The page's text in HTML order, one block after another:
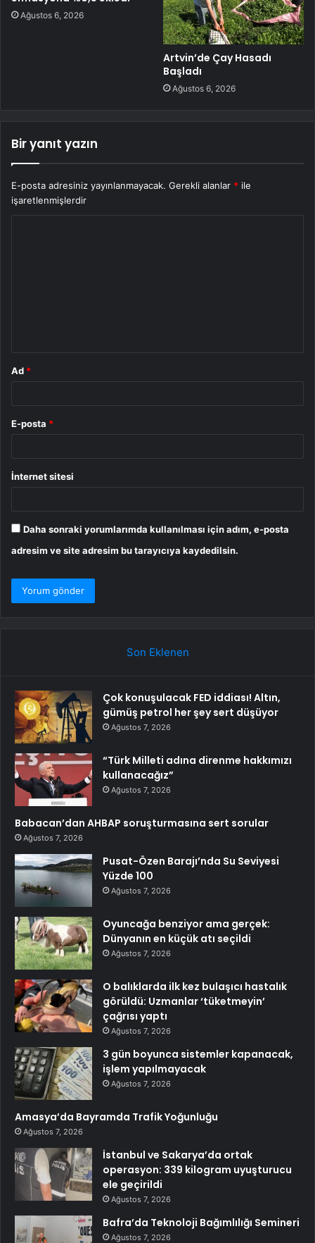
Ağustos 6, 2026
Artvin’de Çay Hasadı
Başladı
Ağustos 6, 2026
Bir yanıt yazın
E-posta adresiniz yayınlanmayacak. Gerekli alanlar * ile
işaretlenmişlerdir
Ad *
E-posta *
İnternet sitesi
Daha sonraki yorumlarımda kullanılması için adım, e-posta
adresim ve site adresim bu tarayıcıya kaydedilsin.
Son Eklenen
Çok konuşulacak FED iddiası! Altın,
gümüş petrol her şey sert düşüyor
Ağustos 7, 2026
“Türk Milleti adına direnme hakkımızı
kullanacağız”
Ağustos 7, 2026
Babacan’dan AHBAP soruşturmasına sert sorular
Ağustos 7, 2026
Pusat-Özen Barajı’nda Su Seviyesi
Yüzde 100
Ağustos 7, 2026
Oyuncağa benziyor ama gerçek:
Dünyanın en küçük atı seçildi
Ağustos 7, 2026
O balıklarda ilk kez bulaşıcı hastalık
görüldü: Uzmanlar ‘tüketmeyin’
çağrısı yaptı
Ağustos 7, 2026
3 gün boyunca sistemler kapanacak,
işlem yapılmayacak
Ağustos 7, 2026
Amasya’da Bayramda Trafik Yoğunluğu
Ağustos 7, 2026
İstanbul ve Sakarya’da ortak
operasyon: 339 kilogram uyuşturucu
ele geçirildi
Ağustos 7, 2026
Bafra’da Teknoloji Bağımlılığı Semineri
Ağustos 7, 2026